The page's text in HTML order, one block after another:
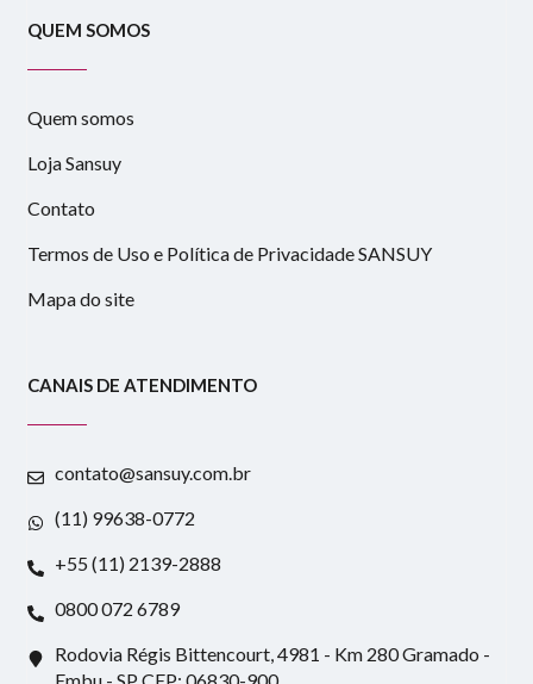
QUEM SOMOS
Quem somos
Loja Sansuy
Contato
Termos de Uso e Política de Privacidade SANSUY
Mapa do site
CANAIS DE ATENDIMENTO
contato@sansuy.com.br
(11) 99638-0772
+55 (11) 2139-2888
0800 072 6789
Rodovia Régis Bittencourt, 4981 - Km 280 Gramado -